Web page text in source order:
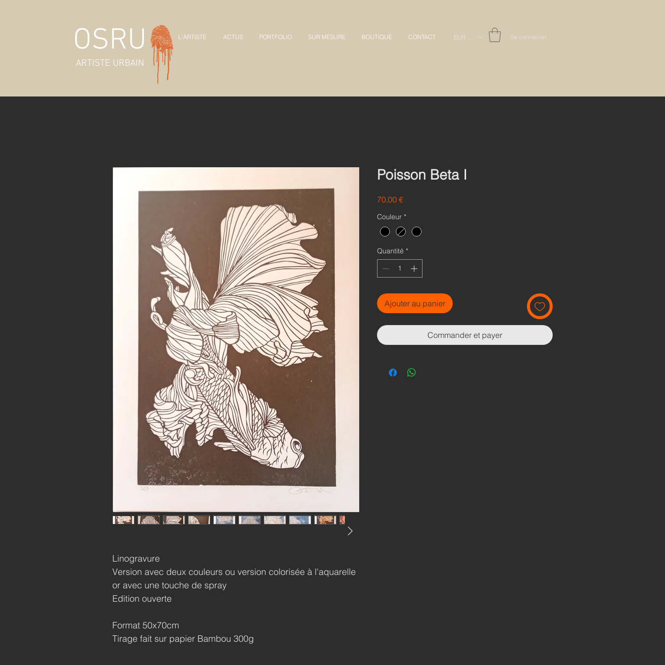
OSRU
ARTISTE URBAIN
L'ARTISTE ACTUS PORTFOLIO SUR MESURE BOUTIQUE CONTACT EUR (€) Se connecter
Linogravure
Version avec deux couleurs ou version colorisée à l'aquarelle
or avec une touche de spray
Edition ouverte
Format 50x70cm
Tirage fait sur papier Bambou 300g
Poisson Beta I
70,00 €Prix
Couleur *
Quantité *
Ajouter au panier
Commander et payer